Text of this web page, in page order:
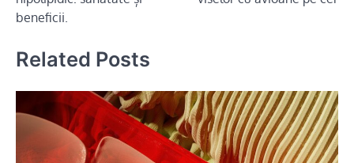
articole
beneficii.
Related Posts